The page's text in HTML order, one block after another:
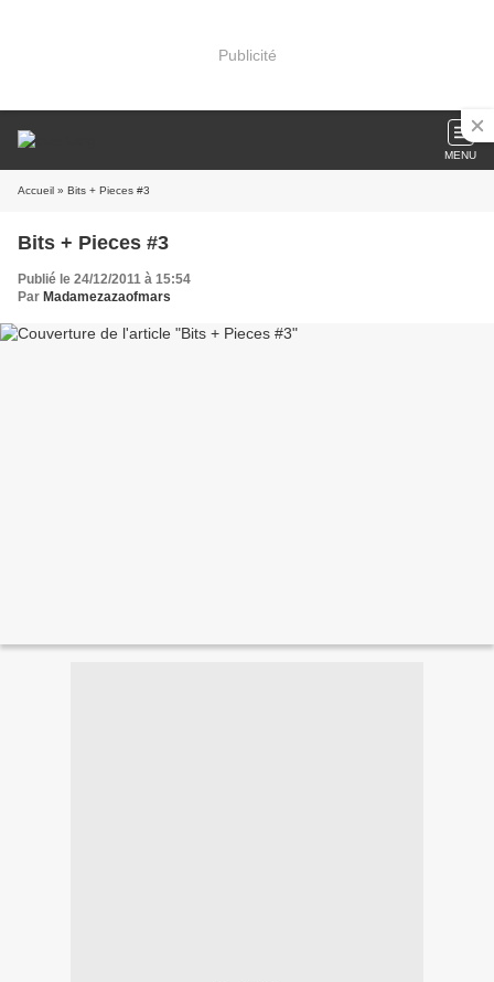
Publicité
MENU
Accueil » Bits + Pieces #3
Bits + Pieces #3
Publié le 24/12/2011 à 15:54
Par Madamezazaofmars